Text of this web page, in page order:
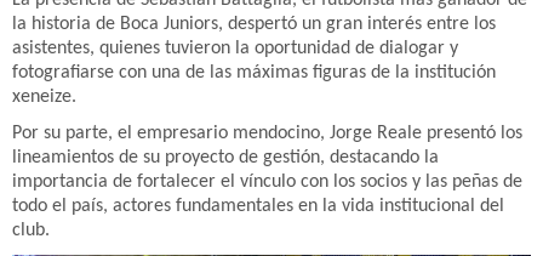
la historia de Boca Juniors, despertó un gran interés entre los
asistentes, quienes tuvieron la oportunidad de dialogar y
fotografiarse con una de las máximas figuras de la institución
xeneize.
Por su parte, el empresario mendocino, Jorge Reale presentó los
lineamientos de su proyecto de gestión, destacando la
importancia de fortalecer el vínculo con los socios y las peñas de
todo el país, actores fundamentales en la vida institucional del
club.